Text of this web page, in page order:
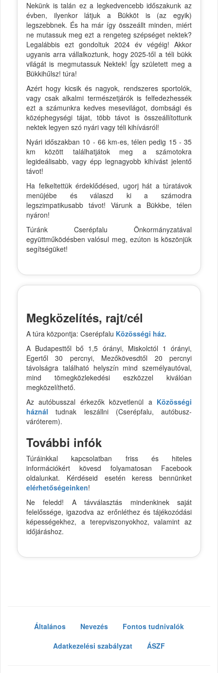
Nekünk is talán ez a legkedvencebb időszakunk az
évben, ilyenkor látjuk a Bükköt is (az egyik)
legszebbnek. És ha már így összeállt minden, miért
ne mutassuk meg ezt a rengeteg szépséget nektek?
Legalábbis ezt gondoltuk 2024 év végéig! Akkor
ugyanis arra vállalkoztunk, hogy 2025-től a téli bükk
világát is megmutassuk Nektek! Így született meg a
Bükkihűlsz! túra!
Azért hogy kicsik és nagyok, rendszeres sportolók,
vagy csak alkalmi természetjárók is felfedezhessék
ezt a számunkra kedves mesevilágot, dombsági és
középhegységi tájat, több távot is összeállítottunk
nektek legyen szó nyári vagy téli kihívásról!
Nyári időszakban 10 - 66 km-es, télen pedig 15 - 35
km között találhatjátok meg a számotokra
legideálisabb, vagy épp legnagyobb kihívást jelentő
távot!
Ha felkeltettük érdeklődésed, ugorj hát a túratávok
menüjébe és válaszd ki a számodra
legszimpatikusabb távot! Várunk a Bükkbe, télen
nyáron!
Túránk Cserépfalu Önkormányzatával
együttműködésben valósul meg, ezúton is köszönjük
segítségüket!
Megközelítés, rajt/cél
A túra központja: Cserépfalu Közösségi ház.
A Budapesttől bő 1,5 órányi, Miskolctól 1 órányi,
Egertől 30 percnyi, Mezőkövesdtől 20 percnyi
távolságra található helyszín mind személyautóval,
mind tömegközlekedési eszközzel kiválóan
megközelíthető.
Az autóbusszal érkezők közvetlenül a Közösségi
háznál tudnak leszállni (Cserépfalu, autóbusz-
váróterem).
További infók
Túráinkkal kapcsolatban friss és hiteles
információkért kövesd folyamatosan Facebook
oldalunkat. Kérdéseid esetén keress bennünket
elérhetőségeinken!
Ne feledd! A távválasztás mindenkinek saját
felelőssége, igazodva az erőnléthez és tájékozódási
képességekhez, a terepviszonyokhoz, valamint az
időjáráshoz.
Általános Nevezés
Fontos tudnivalók
Adatkezelési szabályzat
ÁSZF